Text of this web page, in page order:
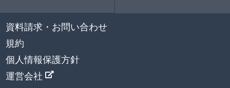
資料請求・お問い合わせ
規約
個人情報保護方針
運営会社